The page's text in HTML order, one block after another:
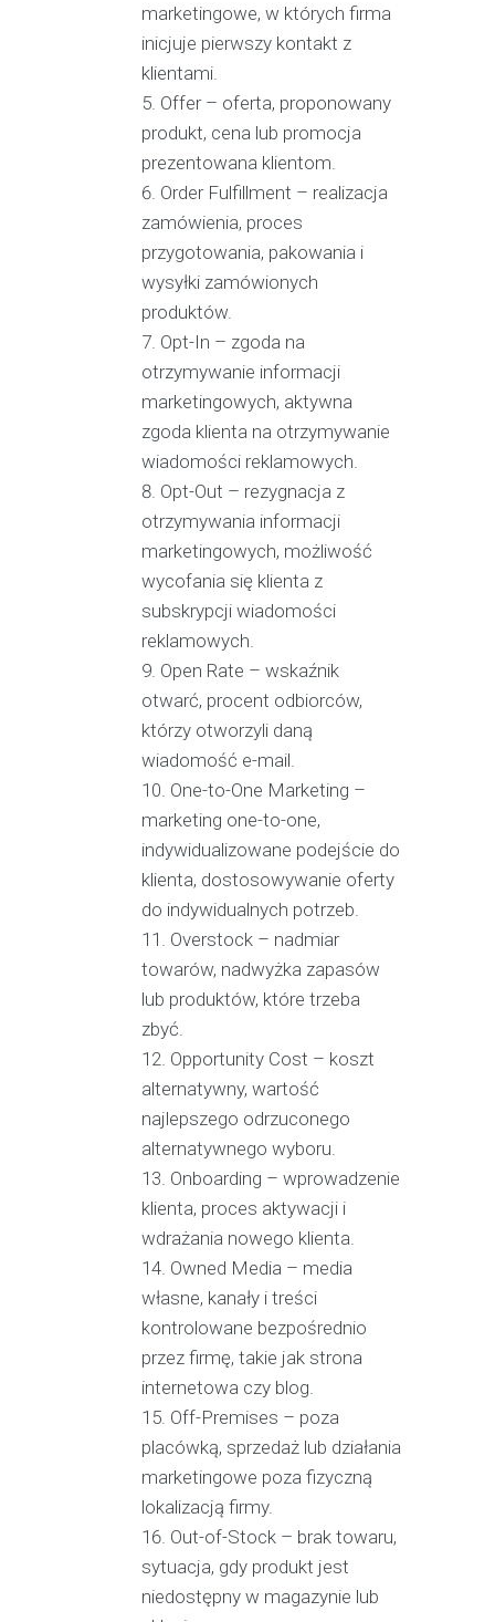
marketingowe, w których firma
inicjuje pierwszy kontakt z
klientami.
Offer – oferta, proponowany
produkt, cena lub promocja
prezentowana klientom.
Order Fulfillment – realizacja
zamówienia, proces
przygotowania, pakowania i
wysyłki zamówionych
produktów.
Opt-In – zgoda na
otrzymywanie informacji
marketingowych, aktywna
zgoda klienta na otrzymywanie
wiadomości reklamowych.
Opt-Out – rezygnacja z
otrzymywania informacji
marketingowych, możliwość
wycofania się klienta z
subskrypcji wiadomości
reklamowych.
Open Rate – wskaźnik
otwarć, procent odbiorców,
którzy otworzyli daną
wiadomość e-mail.
One-to-One Marketing –
marketing one-to-one,
indywidualizowane podejście do
klienta, dostosowywanie oferty
do indywidualnych potrzeb.
Overstock – nadmiar
towarów, nadwyżka zapasów
lub produktów, które trzeba
zbyć.
Opportunity Cost – koszt
alternatywny, wartość
najlepszego odrzuconego
alternatywnego wyboru.
Onboarding – wprowadzenie
klienta, proces aktywacji i
wdrażania nowego klienta.
Owned Media – media
własne, kanały i treści
kontrolowane bezpośrednio
przez firmę, takie jak strona
internetowa czy blog.
Off-Premises – poza
placówką, sprzedaż lub działania
marketingowe poza fizyczną
lokalizacją firmy.
Out-of-Stock – brak towaru,
sytuacja, gdy produkt jest
niedostępny w magazynie lub